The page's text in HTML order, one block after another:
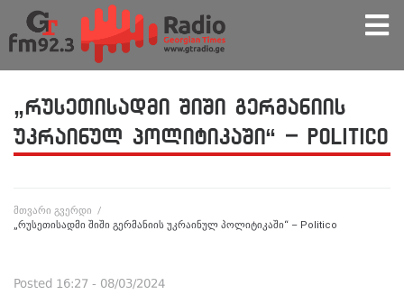
„რუსეთისადმი შიში გერმანიის
უკრაინულ პოლიტიკაში“ – Politico
მთვარი გვერდი /
„რუსეთისადმი შიში გერმანიის უკრაინულ პოლიტიკაში“ – Politico
Posted 16:27 - 08/03/2024